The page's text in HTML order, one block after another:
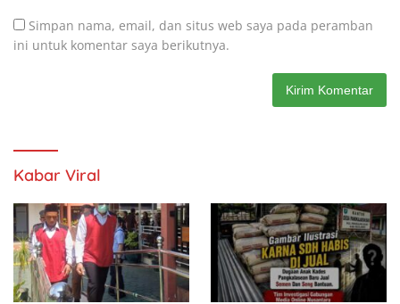
Simpan nama, email, dan situs web saya pada peramban
ini untuk komentar saya berikutnya.
Kabar Viral